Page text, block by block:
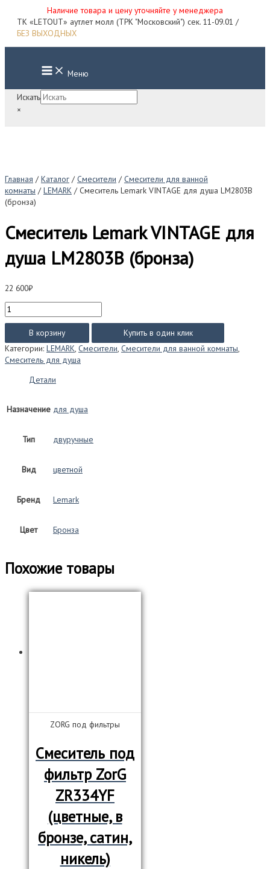
Наличие товара и цену уточняйте у менеджера
Перейти
ТК «LETOUT» аутлет молл (ТРК "Московский") сек. 11-09.01 /
БЕЗ ВЫХОДНЫХ
Main
Menu Меню
Искать
×
Главная / Каталог / Смесители / Смесители для ванной
комнаты / LEMARK / Смеситель Lemark VINTAGE для душа LM2803B
(бронза)
Смеситель Lemark VINTAGE для
душа LM2803B (бронза)
22 600₽
Количество
товара
Смеситель
Lemark
VINTAGE
для
LM2803B
В корзину
Купить в один клик
Категории: LEMARK, Смесители, Смесители для ванной комнаты,
Смеситель для душа
Детали
Назначение для душа
Тип двуручные
Вид цветной
Бренд Lemark
Цвет Бронза
Похожие товары
ZORG под фильтры
Смеситель под
фильтр ZorG
ZR334YF
(цветные, в
бронзе, сатин,
никель)